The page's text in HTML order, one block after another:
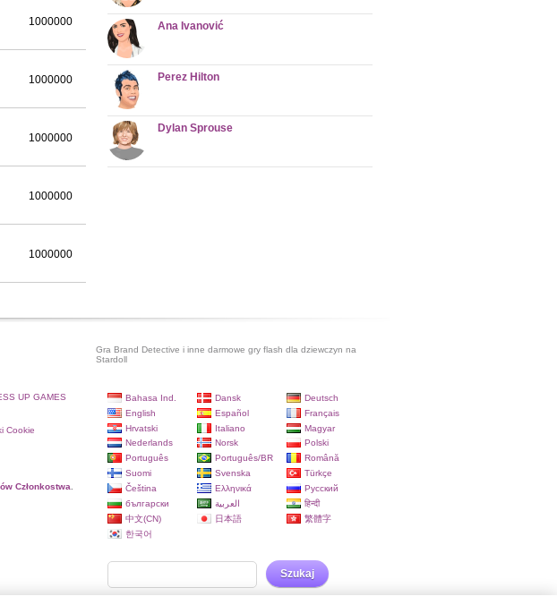
1000000
1000000
1000000
1000000
1000000
Ana Ivanović
Perez Hilton
Dylan Sprouse
Gra Brand Detective i inne darmowe gry flash dla dziewczyn na
Stardoll
UP GAMES
Cookie
Członkostwa
Bahasa Ind. Dansk
Deutsch
English
Español
Français
Hrvatski
Italiano
Magyar
Nederlands
Norsk
Polski
Português
Português/BR
Română
Suomi
Svenska
Türkçe
Čeština
Ελληνικά
Русский
български
العربية
हिन्दी
中文(CN)
日本語
繁體字
한국어
Szukaj